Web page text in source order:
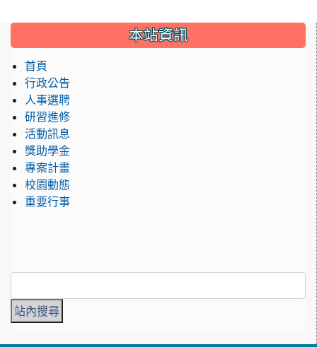
::: 本站資訊
首頁
行政公告
人事選聘
研習進修
活動訊息
獎助學金
專案計畫
校園動態
重要行事